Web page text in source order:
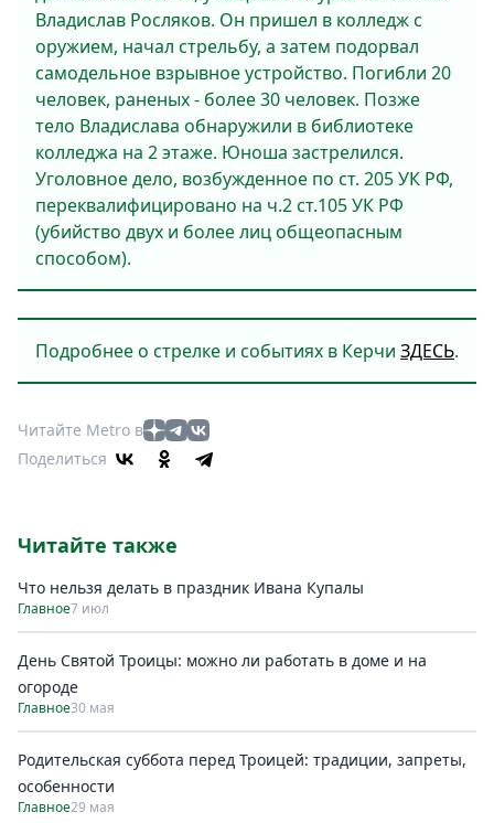
Владислав Росляков. Он пришел в колледж с
оружием, начал стрельбу, а затем подорвал
самодельное взрывное устройство. Погибли 20
человек, раненых - более 30 человек. Позже
тело Владислава обнаружили в библиотеке
колледжа на 2 этаже. Юноша застрелился.
Уголовное дело, возбужденное по ст. 205 УК РФ,
переквалифицировано на ч.2 ст.105 УК РФ
(убийство двух и более лиц общеопасным
способом).
Подробнее о стрелке и событиях в Керчи ЗДЕСЬ.
Читайте Metro в
Поделиться
Читайте также
Что нельзя делать в праздник Ивана Купалы
Главное7 июл
День Святой Троицы: можно ли работать в доме и на
огороде
Главное30 мая
Родительская суббота перед Троицей: традиции, запреты,
особенности
Главное29 мая